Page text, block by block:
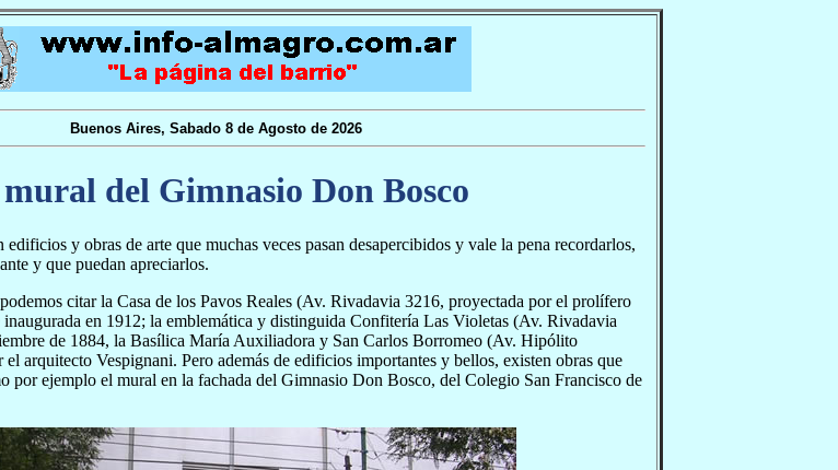
Buenos Aires, Sabado 8 de Agosto de 2026
del Gimnasio Don Bosco
y obras de arte que muchas veces pasan desapercibidos y vale la pena recordarlos,
y que puedan apreciarlos.
citar la Casa de los Pavos Reales (Av. Rivadavia 3216, proyectada por el prolífero
en 1912; la emblemática y distinguida Confitería Las Violetas (Av. Rivadavia
de 1884, la Basílica María Auxiliadora y San Carlos Borromeo (Av. Hipólito
arquitecto Vespignani. Pero además de edificios importantes y bellos, existen obras que
por ejemplo el mural en la fachada del Gimnasio Don Bosco, del Colegio San Francisco de